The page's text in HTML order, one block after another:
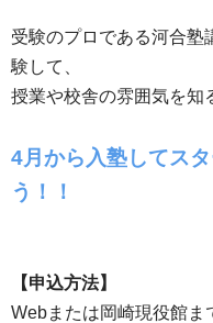
受験のプロである河合塾
験して、
授業や校舎の雰囲気を知
4月から入塾してス
う！！
【申込方法】
Webまたは岡崎現役館ま